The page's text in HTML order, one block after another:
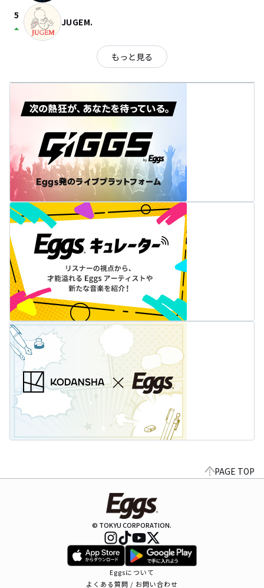
5
arrow_drop_up JUGEM.
もっと見る
PAGE TOP
© TOKYU CORPORATION.
Eggsについて
よくある質問 / お問い合わせ